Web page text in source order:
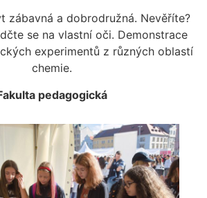
zábavná a dobrodružná. Nevěříte?
se na vlastní oči. Demonstrace
experimentů z různých oblastí
chemie.
pedagogická